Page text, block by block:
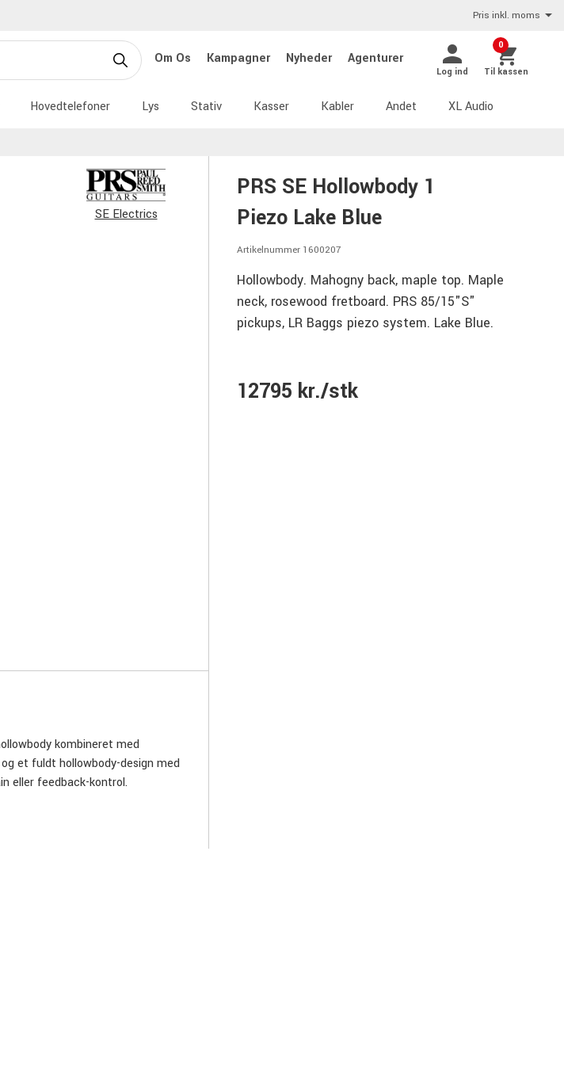
Pris inkl. moms
Om Os Kampagner Nyheder Agenturer
Log ind
0
Til kassen
Hovedtelefoner Lys Stativ Kasser Kabler Andet XL Audio
SE Electrics
PRS SE Hollowbody 1
Piezo Lake Blue
Artikelnummer 1600207
Hollowbody. Mahogny back, maple top. Maple
neck, rosewood fretboard. PRS 85/15"S"
pickups, LR Baggs piezo system. Lake Blue.
12795 kr./stk
kombineret med
et fuldt hollowbody-design med
eller feedback-kontrol.
til de magnetiske pickupper
klange samt kreative
selv under lange